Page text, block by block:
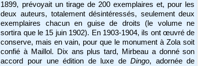
1899, prévoyait un tirage de 200 exemplaires et, pour les
deux auteurs, totalement désintéressés, seulement deux
exemplaires chacun en guise de droits (le volume
ne
sortira que le 15 juin 1902). En 1903-1904, ils ont œuvré de
conserve, mais en vain, pour que le monument à Zola soit
confié à Maillol. Dix ans plus tard, Mirbeau a donné son
accord pour une édition de luxe deDingo, adornée de